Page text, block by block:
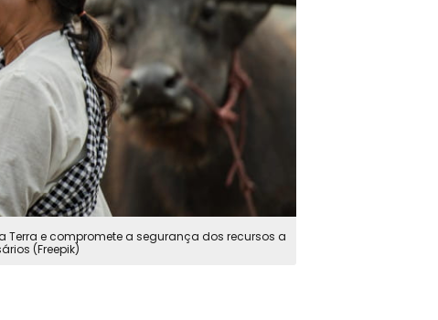
Terra e compromete a segurança dos recursos a
(Freepik)